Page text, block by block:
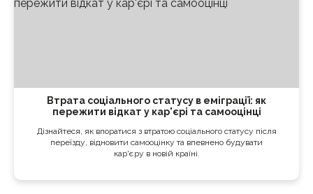
Втрата соціального статусу в еміграції: як
пережити відкат у кар'єрі та самооцінці
Дізнайтеся, як впоратися з втратою соціального статусу після
переїзду, відновити самооцінку та впевнено будувати
кар'єру в новій країні.